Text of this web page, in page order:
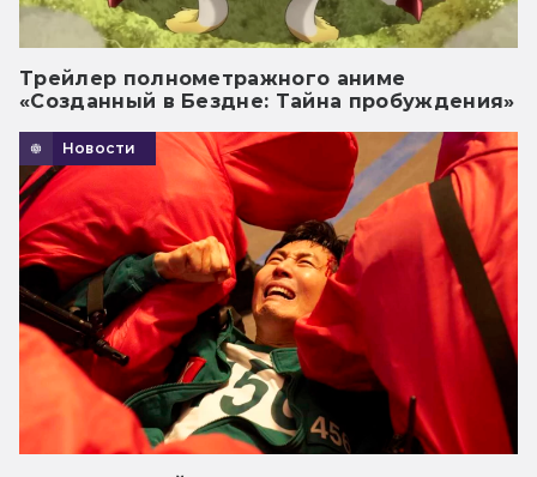
Трейлер полнометражного аниме
«Созданный в Бездне: Тайна пробуждения»
Новости